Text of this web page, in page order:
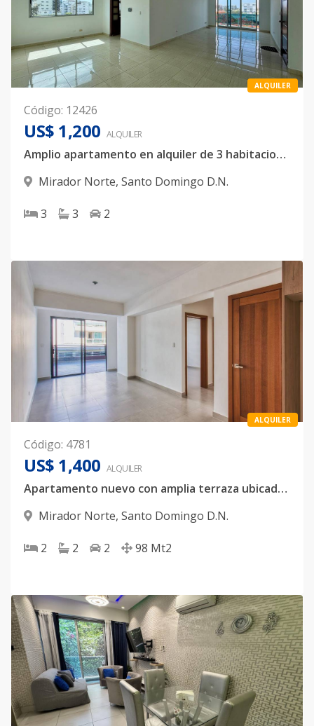
ALQUILER
Código: 12426
US$ 1,200 ALQUILER
Amplio apartamento en alquiler de 3 habitaciones, Mirador Norte
Mirador Norte, Santo Domingo D.N.
3 3 2
ALQUILER
Código: 4781
US$ 1,400 ALQUILER
Apartamento nuevo con amplia terraza ubicado a pasos de Downtown Center
Mirador Norte, Santo Domingo D.N.
2 2 2 98 Mt2